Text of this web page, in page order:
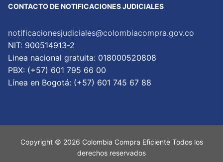
CONTACTO DE NOTIFICACIONES JUDICIALES
notificacionesjudiciales@colombiacompra.gov.co
NIT: 900514913-2
Linea nacional gratuita: 018000520808
PBX: (+57) 601 795 66 00
Lí­nea en Bogotá: (+57) 601 745 67 88
Copyright © 2026 Colombia Compra Eficiente Todos los
derechos reservados